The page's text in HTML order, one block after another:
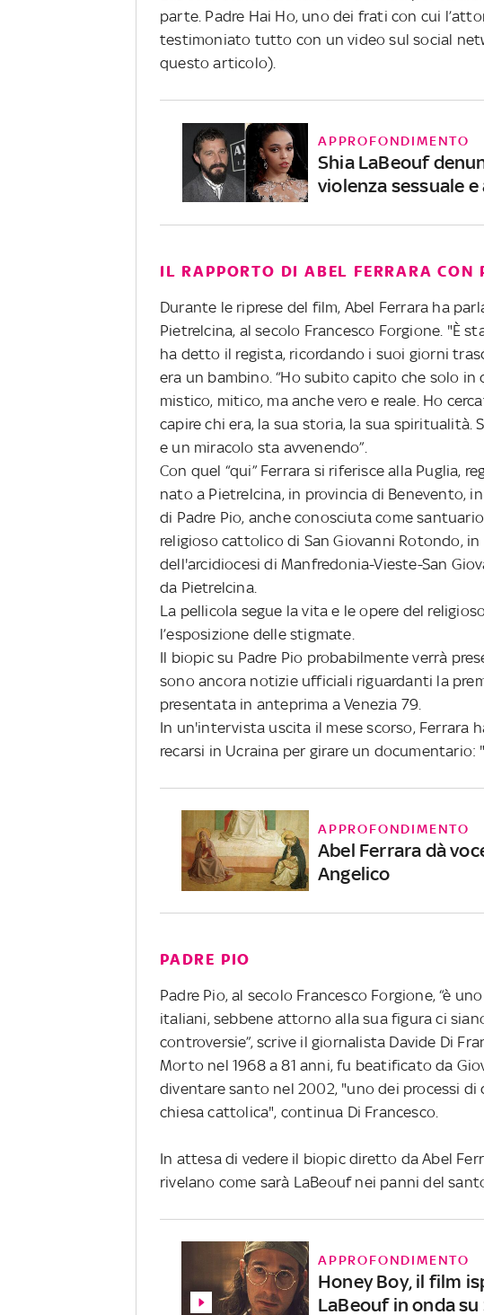
parte. Padre Hai Ho, uno dei frati con cui
testimoniato tutto con un video sul social
questo articolo).
APPROFONDIMENTO
Shia LaBeouf
violenza sessuale e
IL RAPPORTO DI ABEL FERRARA CON
Durante le riprese del film, Abel Ferrara ha
Pietrelcina, al secolo Francesco Forgione. "È
ha detto il regista, ricordando i suoi giorni
era un bambino. “Ho subito capito che solo
mistico, mitico, ma anche vero e reale. Ho
capire chi era, la sua storia, la sua spiritualità.
e un miracolo sta avvenendo”.
Con quel “qui” Ferrara si riferisce alla Puglia,
nato a Pietrelcina, in provincia di Benevento,
di Padre Pio, anche conosciuta come
religioso cattolico di San Giovanni Rotondo,
dell'arcidiocesi di Manfredonia-Vieste-San
da Pietrelcina.
La pellicola segue la vita e le opere del
l’esposizione delle stigmate.
Il biopic su Padre Pio probabilmente verrà
sono ancora notizie ufficiali riguardanti la
presentata in anteprima a Venezia 79.
In un'intervista uscita il mese scorso, Ferrara
recarsi in Ucraina per girare un documentario:
APPROFONDIMENTO
Abel Ferrara dà
Angelico
PADRE PIO
Padre Pio, al secolo Francesco Forgione, “è
italiani, sebbene attorno alla sua figura ci
controversie”, scrive il giornalista Davide Di
Morto nel 1968 a 81 anni, fu beatificato da
diventare santo nel 2002, "uno dei processi
chiesa cattolica", continua Di Francesco.
In attesa di vedere il biopic diretto da Abel
rivelano come sarà LaBeouf nei panni del
APPROFONDIMENTO
Honey Boy, il film
LaBeouf in onda su